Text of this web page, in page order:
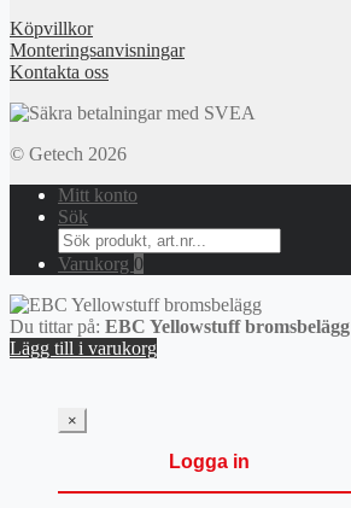
Köpvillkor
Monteringsanvisningar
Kontakta oss
© Getech 2026
Mitt konto
Sök
Search
for:
Varukorg 0
Du tittar på: EBC Yellowstuff bromsbelägg
Lägg till i varukorg
×
Logga in